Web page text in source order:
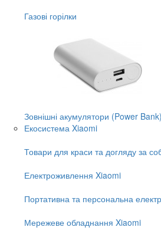
Газові горілки
Зовнішні акумулятори (Power Bank)
Екосистема Xiaomi
Товари для краси та догляду за
Електроживлення Xiaomi
Портативна та персональна
Мережеве обладнання Xiaomi